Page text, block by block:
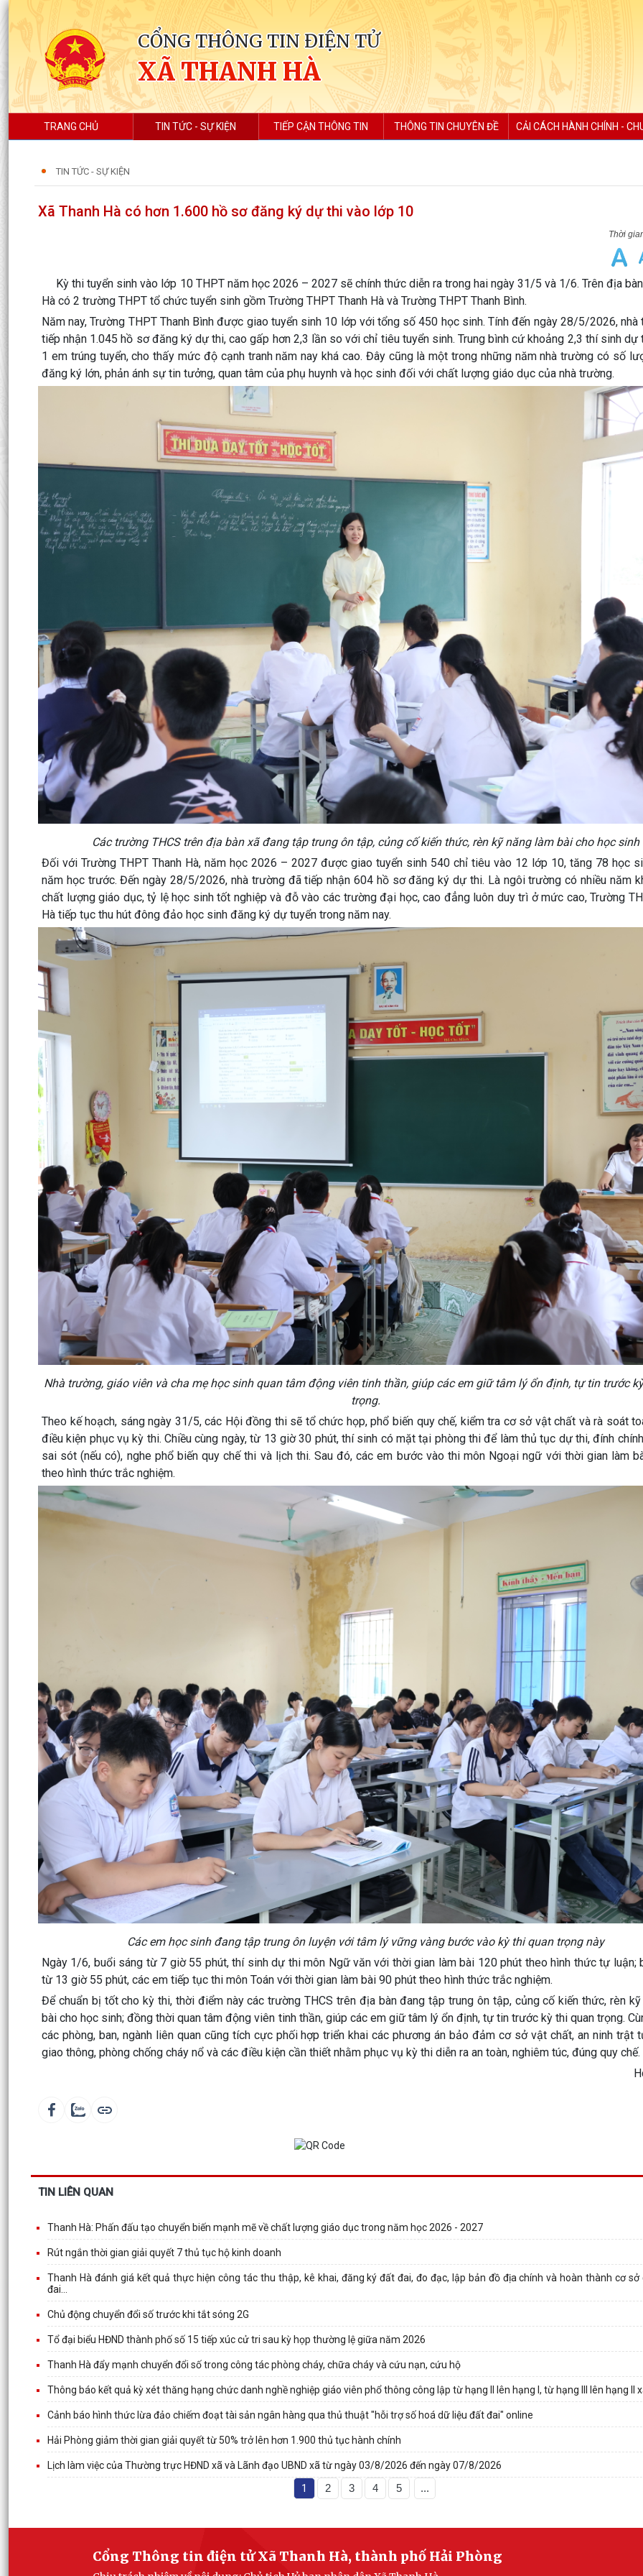
CỔNG THÔNG TIN ĐIỆN TỬ
XÃ THANH HÀ
TRANG CHỦ TIN TỨC - SỰ KIỆN TIẾP CẬN THÔNG TIN THÔNG TIN CHUYÊN ĐỀ CẢI CÁCH HÀNH CHÍNH -
TIN TỨC - SỰ KIỆN
Xã Thanh Hà có hơn 1.600 hồ sơ đăng ký dự thi vào lớp 10
Kỳ thi tuyển sinh vào lớp 10 THPT năm học 2026 – 2027 sẽ chính thức diễn ra trong hai ngày 31/5 và 1/6. Trên địa
Hà có 2 trường THPT tổ chức tuyển sinh gồm Trường THPT Thanh Hà và Trường THPT Thanh Bình.
Năm nay, Trường THPT Thanh Bình được giao tuyển sinh 10 lớp với tổng số 450 học sinh. Tính đến ngày 28/5/2026, nhà
tiếp nhận 1.045 hồ sơ đăng ký dự thi, cao gấp hơn 2,3 lần so với chỉ tiêu tuyển sinh. Trung bình cứ khoảng 2,3 thí sinh dự
1 em trúng tuyển, cho thấy mức độ cạnh tranh năm nay khá cao. Đây cũng là một trong những năm nhà trường có số
đăng ký lớn, phản ánh sự tin tưởng, quan tâm của phụ huynh và học sinh đối với chất lượng giáo dục của nhà trường.
Các trường THCS trên địa bàn xã đang tập trung ôn tập, củng cố kiến thức, rèn kỹ năng làm bài cho học sinh
Đối với Trường THPT Thanh Hà, năm học 2026 – 2027 được giao tuyển sinh 540 chỉ tiêu vào 12 lớp 10, tăng 78 học
năm học trước. Đến ngày 28/5/2026, nhà trường đã tiếp nhận 604 hồ sơ đăng ký dự thi. Là ngôi trường có nhiều năm
chất lượng giáo dục, tỷ lệ học sinh tốt nghiệp và đỗ vào các trường đại học, cao đẳng luôn duy trì ở mức cao, Trường
Hà tiếp tục thu hút đông đảo học sinh đăng ký dự tuyển trong năm nay.
Nhà trường, giáo viên và cha mẹ học sinh quan tâm động viên tinh thần, giúp các em giữ tâm lý ổn định, tự tin trước
trọng.
Theo kế hoạch, sáng ngày 31/5, các Hội đồng thi sẽ tổ chức họp, phổ biến quy chế, kiểm tra cơ sở vật chất và rà soát
điều kiện phục vụ kỳ thi. Chiều cùng ngày, từ 13 giờ 30 phút, thí sinh có mặt tại phòng thi để làm thủ tục dự thi, đính
sai sót (nếu có), nghe phổ biến quy chế thi và lịch thi. Sau đó, các em bước vào thi môn Ngoại ngữ với thời gian làm
theo hình thức trắc nghiệm.
Các em học sinh đang tập trung ôn luyện với tâm lý vững vàng bước vào kỳ thi quan trọng này
Ngày 1/6, buổi sáng từ 7 giờ 55 phút, thí sinh dự thi môn Ngữ văn với thời gian làm bài 120 phút theo hình thức tự luận;
từ 13 giờ 55 phút, các em tiếp tục thi môn Toán với thời gian làm bài 90 phút theo hình thức trắc nghiệm.
Để chuẩn bị tốt cho kỳ thi, thời điểm này các trường THCS trên địa bàn đang tập trung ôn tập, củng cố kiến thức, rèn
bài cho học sinh; đồng thời quan tâm động viên tinh thần, giúp các em giữ tâm lý ổn định, tự tin trước kỳ thi quan trọng.
các phòng, ban, ngành liên quan cũng tích cực phối hợp triển khai các phương án bảo đảm cơ sở vật chất, an ninh trật
giao thông, phòng chống cháy nổ và các điều kiện cần thiết nhằm phục vụ kỳ thi diễn ra an toàn, nghiêm túc, đúng quy chế.
TIN LIÊN QUAN
Thanh Hà: Phấn đấu tạo chuyển biến mạnh mẽ về chất lượng giáo dục trong năm học 2026 - 2027
Rút ngắn thời gian giải quyết 7 thủ tục hộ kinh doanh
Thanh Hà đánh giá kết quả thực hiện công tác thu thập, kê khai, đăng ký đất đai, đo đạc, lập bản đồ địa chính và hoàn thành cơ sở
đai...
Chủ động chuyển đổi số trước khi tắt sóng 2G
Tổ đại biểu HĐND thành phố số 15 tiếp xúc cử tri sau kỳ họp thường lệ giữa năm 2026
Thanh Hà đẩy mạnh chuyển đổi số trong công tác phòng cháy, chữa cháy và cứu nạn, cứu hộ
Thông báo kết quả kỳ xét thăng hạng chức danh nghề nghiệp giáo viên phổ thông công lập từ hạng II lên hạng I, từ hạng III lên hạng II
Cảnh báo hình thức lừa đảo chiếm đoạt tài sản ngân hàng qua thủ thuật "hỗi trợ số hoá dữ liệu đất đai" online
Hải Phòng giảm thời gian giải quyết từ 50% trở lên hơn 1.900 thủ tục hành chính
Lịch làm việc của Thường trực HĐND xã và Lãnh đạo UBND xã từ ngày 03/8/2026 đến ngày 07/8/2026
1 2 3 4 5 ...
Cổng Thông tin điện tử Xã Thanh Hà, thành phố Hải Phòng